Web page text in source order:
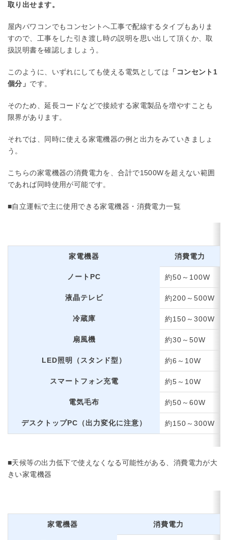
取り出せます。
屋内パワコンでもコンセントへ工事で配線するタイプもありま
すので、工事をした引き渡し時の説明を思い出して頂くか、取
扱説明書を確認しましょう。
このように、いずれにしても使える電気としては 「コンセント1
個分」 です。
そのため、延長コードなどで接続する家電製品を増やすことも
限界があります。
それでは、同時に使える家電機器の例と出力をみていきましょ
う。
こちらの家電機器の消費電力を、合計で1500Wを超えない範囲
であれば同時使用が可能です。
■自立運転で主に使用できる家電機器・消費電力一覧
家電機器 消費電力
ノートPC 約50～100W
液晶テレビ 約200～500W
冷蔵庫 約150～300W
扇風機 約30～50W
LED照明（スタンド型） 約6～10W
スマートフォン充電 約5～10W
電気毛布 約50～60W
デスクトップPC（出力変化に注意） 約150～300W
■天候等の出力低下で使えなくなる可能性がある、消費電力が大
きい家電機器
家電機器 消費電力